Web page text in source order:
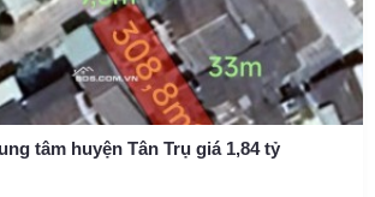
tâm huyện Tân Trụ giá 1,84 tỷ